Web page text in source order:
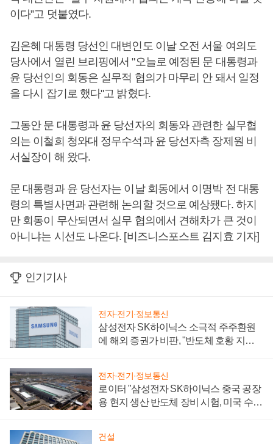
이다”고 덧붙였다.
김은혜 대통령 당선인 대변인도 이날 오전 서울 여의도
당사에서 열린 브리핑에서 "오늘로 예정된 문 대통령과
윤 당선인의 회동은 실무적 협의가 마무리 안 돼서 일정
을 다시 잡기로 했다"고 밝혔다.
그동안 문 대통령과 윤 당선자의 회동와 관련한 실무협
의는 이철희 청와대 정무수석과 윤 당선자측 장제원 비
서실장이 해 왔다.
문 대통령과 윤 당선자는 이날 회동에서 이명박 전 대통
령의 특별사면과 관련해 논의할 것으로 예상됐다. 하지
만 회동이 무산되면서 실무 협의에서 견해차가 큰 것이
아니냐는 시선도 나온다. [비즈니스포스트 김지효 기자]
인기기사
전자·전기·정보통신
삼성전자 SK하이닉스 소극적 주주환원
에 해외 증권가 비판, "반도체 호황 지속
전자·전기·정보통신
로이터 "삼성전자 SK하이닉스 중국 공장
용 현지 생산 반도체 장비 시험, 미국 수출
건설